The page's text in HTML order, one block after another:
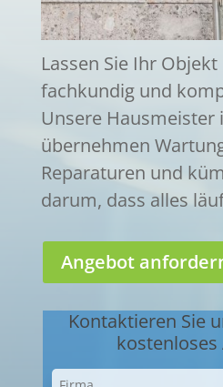
Lassen Sie Ihr
fachkundig und
Unsere Hausmeister
übernehmen
Reparaturen und
darum, dass alles
Angebot
Kontaktieren Sie